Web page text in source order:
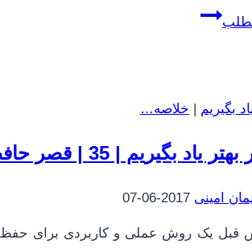
چطور
40
دانش‌آموز
باشیم
بگیریم | خلاصه…
یاد بگیریم | 35 | قصر حافظه
امینی 2017-06-07
قبل یک روش عملی و کاربردی برای حفظ